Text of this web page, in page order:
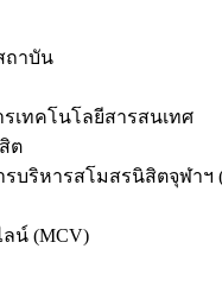
ถาบัน
เทคโนโลยีสารสนเทศ
ต
รบริหารสโมสรนิสิตจุฬาฯ
น์ (MCV)